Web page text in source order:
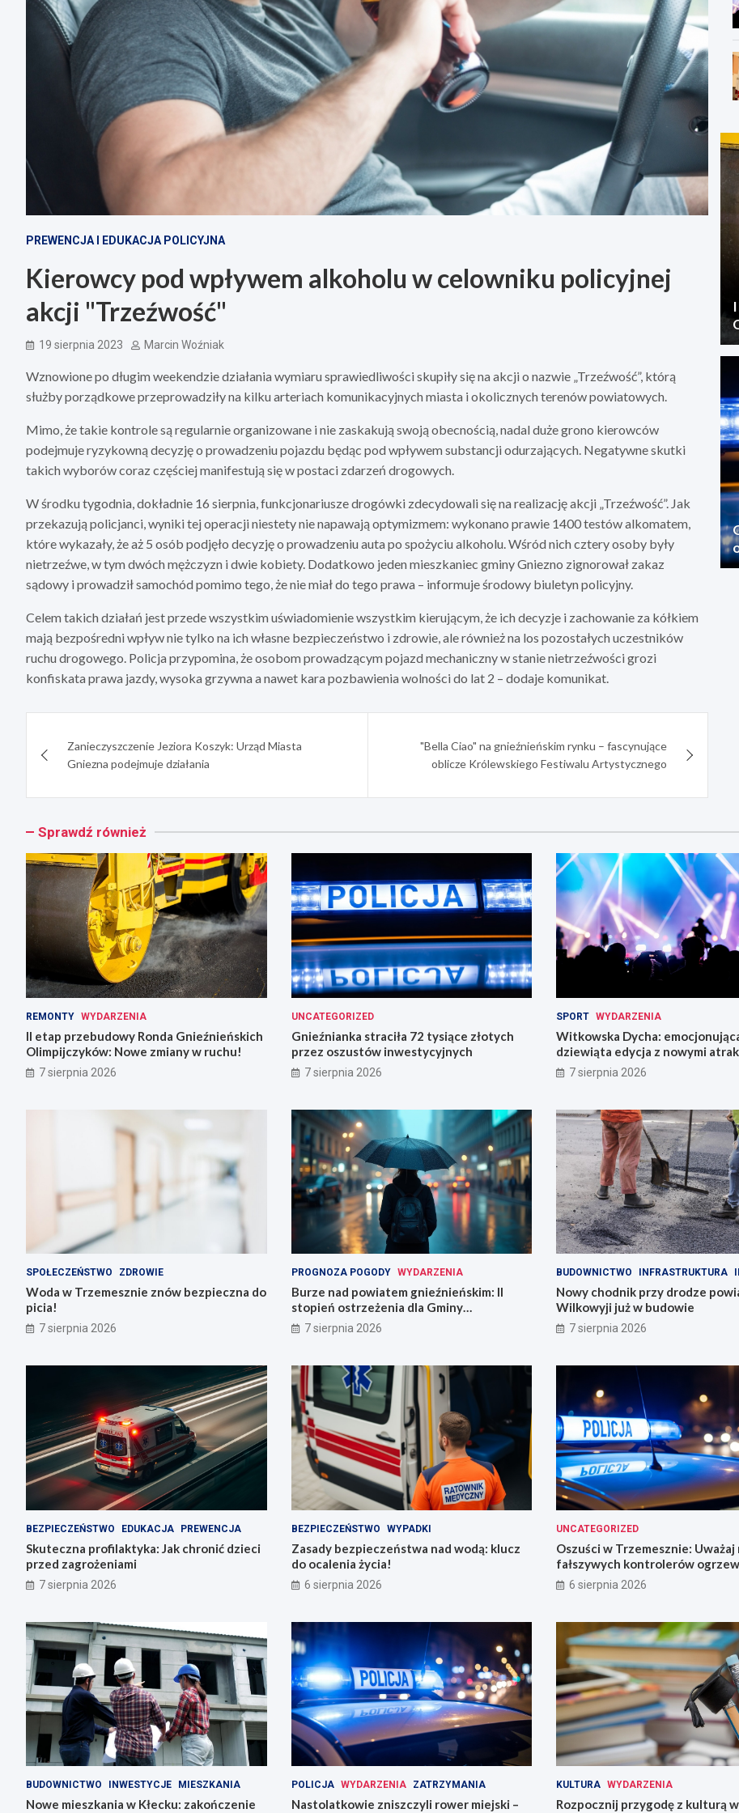
PREWENCJA I EDUKACJA POLICYJNA
Kierowcy pod wpływem alkoholu w celowniku policyjnej
akcji "Trzeźwość"
19 sierpnia 2023 Marcin Woźniak
Wznowione po długim weekendzie działania wymiaru sprawiedliwości skupiły się na akcji o nazwie „Trzeźwość”, którą
służby porządkowe przeprowadziły na kilku arteriach komunikacyjnych miasta i okolicznych terenów powiatowych.
Mimo, że takie kontrole są regularnie organizowane i nie zaskakują swoją obecnością, nadal duże grono kierowców
podejmuje ryzykowną decyzję o prowadzeniu pojazdu będąc pod wpływem substancji odurzających. Negatywne skutki
takich wyborów coraz częściej manifestują się w postaci zdarzeń drogowych.
W środku tygodnia, dokładnie 16 sierpnia, funkcjonariusze drogówki zdecydowali się na realizację akcji „Trzeźwość”. Jak
przekazują policjanci, wyniki tej operacji niestety nie napawają optymizmem: wykonano prawie 1400 testów alkomatem,
które wykazały, że aż 5 osób podjęło decyzję o prowadzeniu auta po spożyciu alkoholu. Wśród nich cztery osoby były
nietrzeźwe, w tym dwóch mężczyzn i dwie kobiety. Dodatkowo jeden mieszkaniec gminy Gniezno zignorował zakaz
sądowy i prowadził samochód pomimo tego, że nie miał do tego prawa – informuje środowy biuletyn policyjny.
Celem takich działań jest przede wszystkim uświadomienie wszystkim kierującym, że ich decyzje i zachowanie za kółkiem
mają bezpośredni wpływ nie tylko na ich własne bezpieczeństwo i zdrowie, ale również na los pozostałych uczestników
ruchu drogowego. Policja przypomina, że osobom prowadzącym pojazd mechaniczny w stanie nietrzeźwości grozi
konfiskata prawa jazdy, wysoka grzywna a nawet kara pozbawienia wolności do lat 2 – dodaje komunikat.
wpisuZanieczyszczenie Jeziora Koszyk: Urząd Miasta
Gniezna podejmuje działania
"Bella Ciao" na gnieźnieńskim rynku – fascynujące
oblicze Królewskiego Festiwalu Artystycznego
Sprawdź również
REMONTY WYDARZENIA
II etap przebudowy Ronda Gnieźnieńskich
Olimpijczyków: Nowe zmiany w ruchu!
7 sierpnia 2026
UNCATEGORIZED
Gnieźnianka straciła 72 tysiące złotych
przez oszustów inwestycyjnych
7 sierpnia 2026
SPORT WYDARZENIA
Witkowska Dycha:
dziewiąta edycja z nowymi
7 sierpnia 2026
SPOŁECZEŃSTWO ZDROWIE
Woda w Trzemesznie znów bezpieczna do
picia!
7 sierpnia 2026
PROGNOZA POGODY WYDARZENIA
Burze nad powiatem gnieźnieńskim: II
stopień ostrzeżenia dla Gminy
Trzemeszno
7 sierpnia 2026
BUDOWNICTWO INFRASTRUKTURA
Nowy chodnik przy drodze
Wilkowyji już w budowie
7 sierpnia 2026
BEZPIECZEŃSTWO EDUKACJA PREWENCJA
Skuteczna profilaktyka: Jak chronić dzieci
przed zagrożeniami
7 sierpnia 2026
BEZPIECZEŃSTWO WYPADKI
Zasady bezpieczeństwa nad wodą: klucz
do ocalenia życia!
6 sierpnia 2026
UNCATEGORIZED
Oszuści w Trzemesznie: Uważaj
fałszywych kontrolerów
6 sierpnia 2026
BUDOWNICTWO INWESTYCJE MIESZKANIA
Nowe mieszkania w Kłecku: zakończenie
POLICJA WYDARZENIA ZATRZYMANIA
Nastolatkowie zniszczyli rower miejski –
KULTURA WYDARZENIA
Rozpocznij przygodę z kulturą